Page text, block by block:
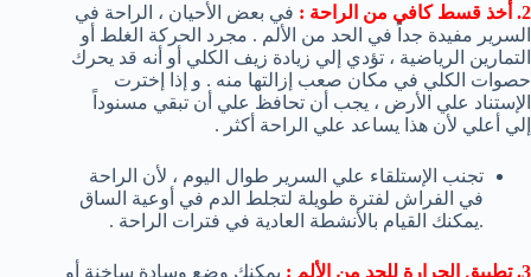
2. أخذ قسط كافي من الراحة :
في بعض الأحيان ، الراحة في
السرير مفيدة جداً في الحد من الألم . مجرد الحركة الغلط أو
التمارين الرياضية ، تؤدي إلي زيادة زيف الكلي أو أنه قد يحرك
حصوات الكلي في مكان صعب إزالتها منه . و إذا إخترت
الإستناد علي الأرض ، يجب أن تحافظ علي أن تبقي مسنوداً
إلي أعلي لأن هذا يساعد علي الراحة أكثر .
تجنب الإستلقاء علي السرير طوال اليوم ، لأن الراحة
في الفراش لفترة طويلة لتجلط الدم في أوعية الساق
.يمكنك القيام بالأنشطة العادية في فترات الراحة .
3. تطبيق الحرارة للحد من الألم :
يمكنك وضع وسادة ساخنة أو